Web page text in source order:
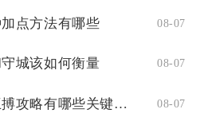
点方法有哪些 08-07
城该如何衡量 08-07
放置江湖开左右互搏攻略有哪些关键技巧 08-07